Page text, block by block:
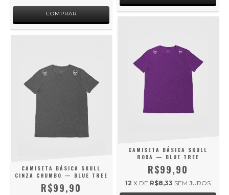
COMPRAR
CAMISETA BÁSICA SKULL
CINZA CHUMBO — BLUE TREE
R$99,90
CAMISETA BÁSICA SKULL
ROXA — BLUE TREE
R$99,90
12 X DE R$8,33 SEM JUROS